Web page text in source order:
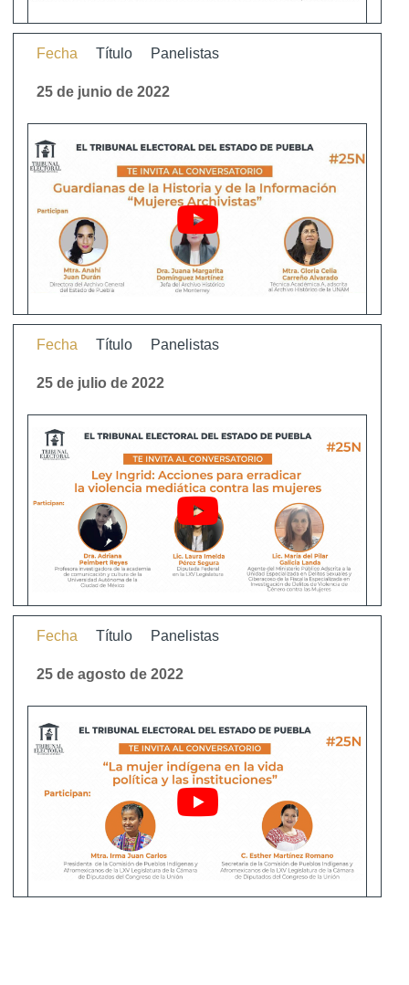
Fecha Título Panelistas
25 de junio de 2022
Fecha Título Panelistas
25 de julio de 2022
Fecha Título Panelistas
25 de agosto de 2022